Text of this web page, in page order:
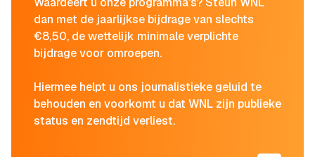
dan met de jaarlijkse bijdrage van slechts
€8,50, de wettelijk minimale verplichte
bijdrage voor omroepen.
Hiermee helpt u ons journalistieke geluid te
behouden en voorkomt u dat WNL zijn publieke
status en zendtijd verliest.